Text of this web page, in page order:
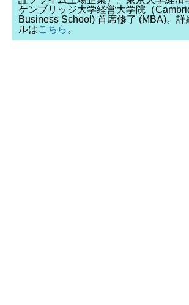
ケンブリッジ大学経営大学院（
Business School) 首席修了 (MBA)。詳
ルはこちら 。